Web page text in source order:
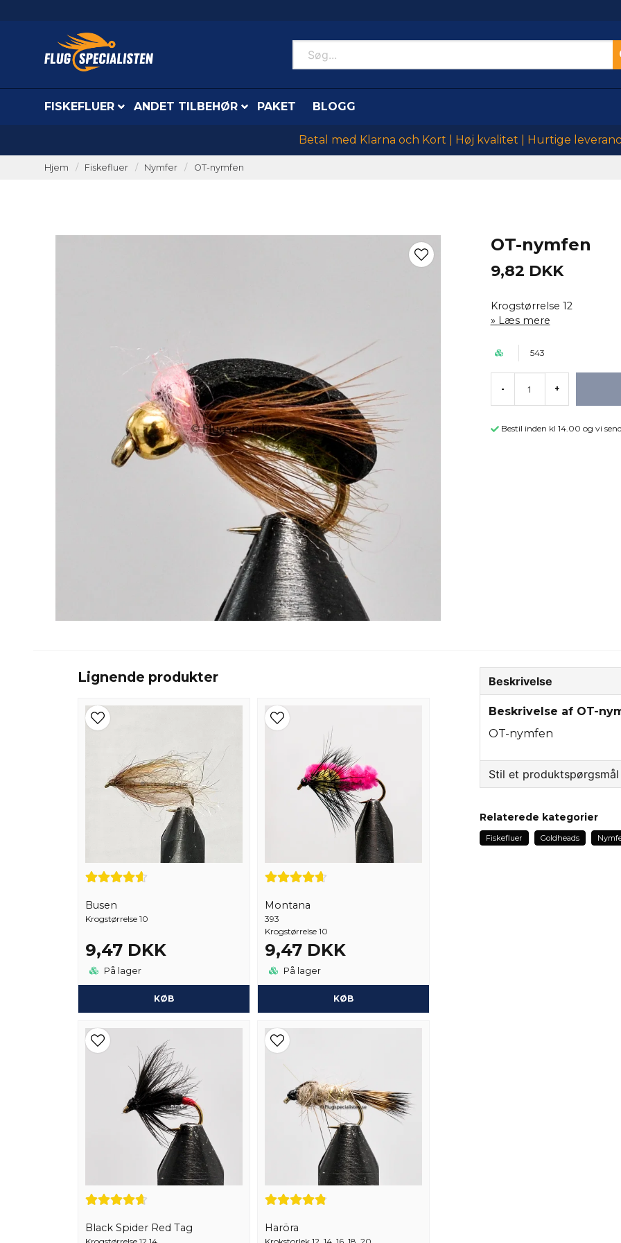
FISKEFLUER ANDET TILBEHØR PAKET BLOGG
Betal med Klarna och Kort | Høj kvalitet | Hurtige
Hjem Fiskefluer Nymfer OT-nymfen
OT-nymfen
9,82 DKK
Krogstørrelse 12
Læs mere
543
- +
Bestil inden kl 14.00 og vi
Lignende produkter
Busen
Krogstørrelse 10
9,47 DKK
På lager
KØB
Montana
393
Krogstørrelse 10
9,47 DKK
På lager
KØB
Black Spider Red Tag Haröra
Beskrivelse
Beskrivelse af OT-
OT-nymfen
Stil et produktspørgsmål
Spørg os om noget
Relaterede kategorier
Fiskefluer Goldheads